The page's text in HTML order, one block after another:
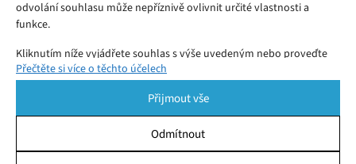
odvolání souhlasu může nepříznivě ovlivnit určité vlastnosti a
funkce.
Kliknutím níže vyjádřete souhlas s výše uvedeným nebo proveďte
podrobnější rozhodnutí. Vaše volby budou použity pouze na tomto
pomocí přepínačů v Zásadách cookies nebo kliknutím na tlačítko
Spravovat souhlas ve spodní části obrazovky.
Přečtěte si více o těchto účelech
Přijmout vše
Odmítnout
První smartphone společnosti